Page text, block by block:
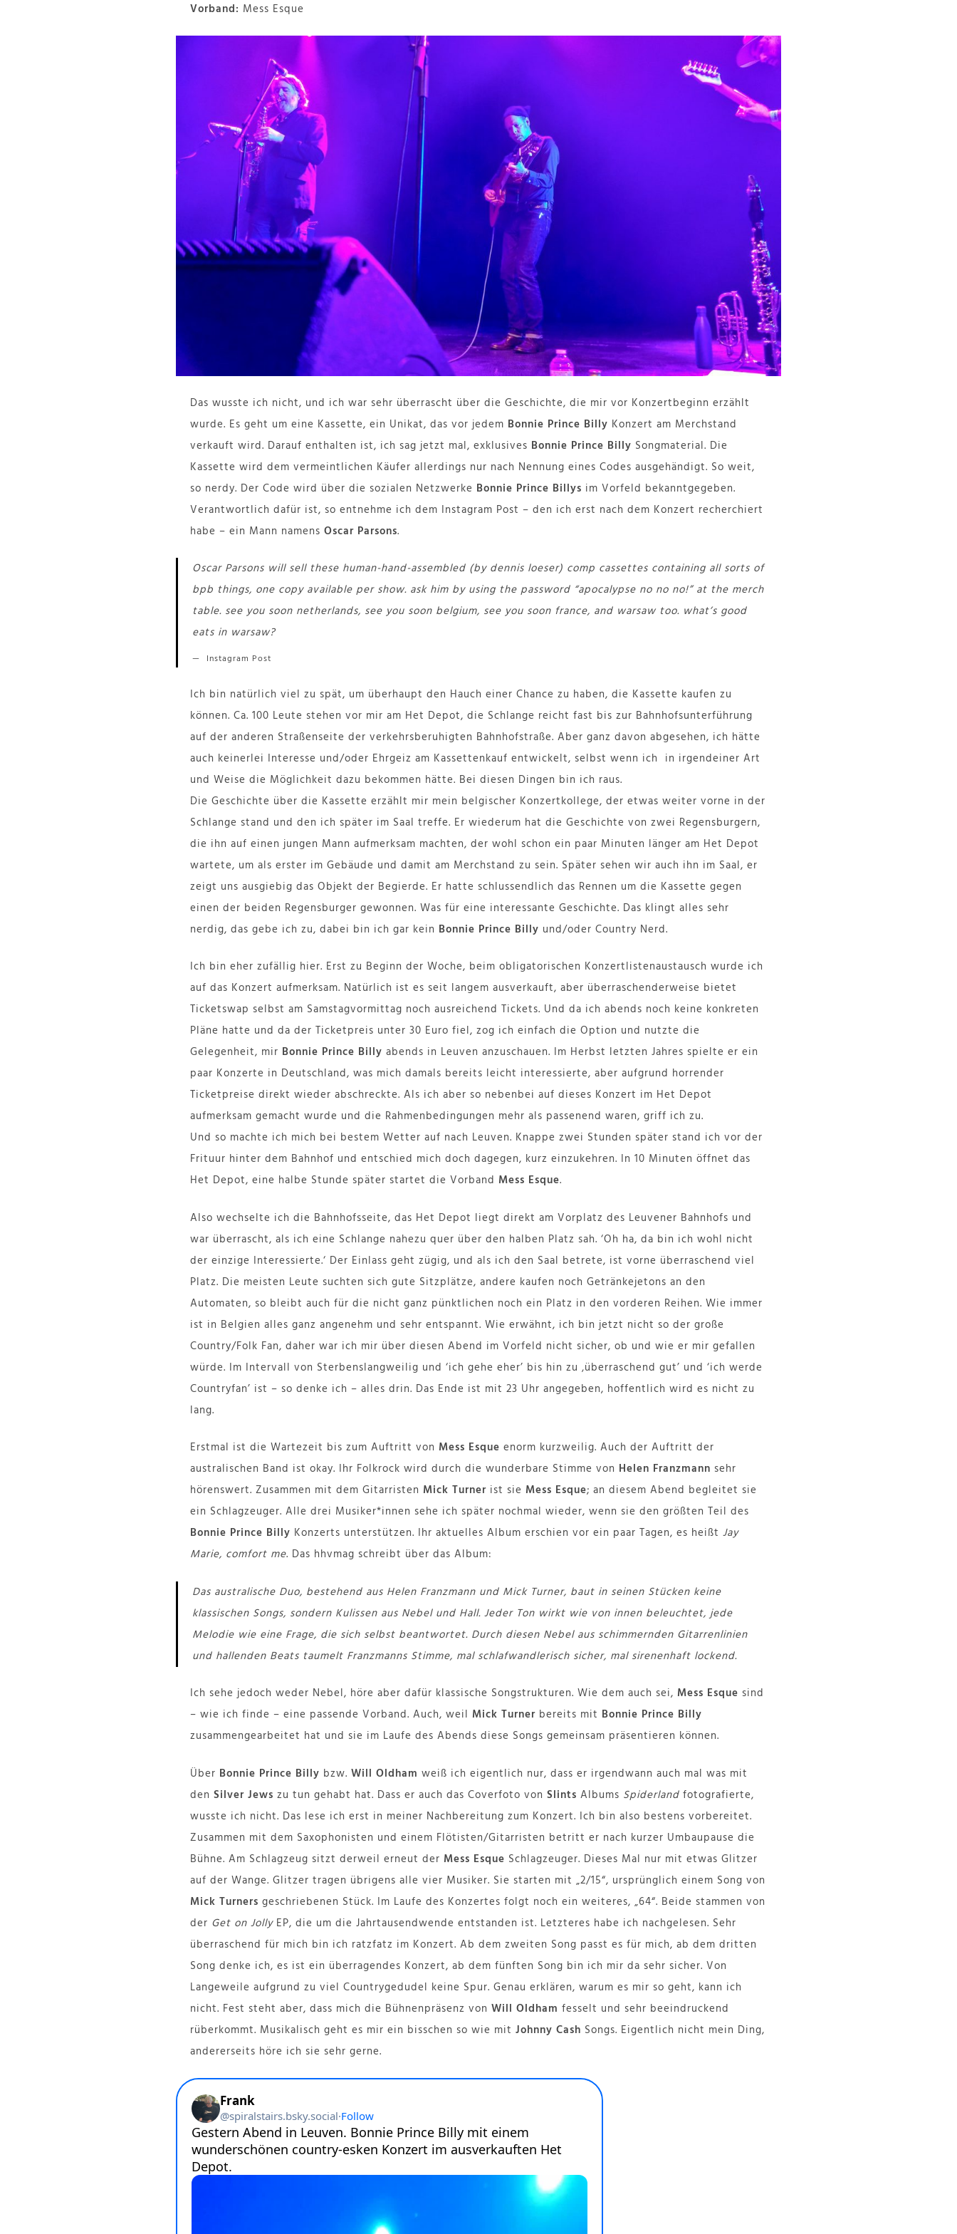
Vorband: Mess Esque
Das wusste ich nicht, und ich war sehr überrascht über die Geschichte, die mir vor Konzertbeginn erzählt
wurde. Es geht um eine Kassette, ein Unikat, das vor jedem Bonnie Prince Billy Konzert am Merchstand
verkauft wird. Darauf enthalten ist, ich sag jetzt mal, exklusives Bonnie Prince Billy Songmaterial. Die
Kassette wird dem vermeintlichen Käufer allerdings nur nach Nennung eines Codes ausgehändigt. So weit,
so nerdy. Der Code wird über die sozialen Netzwerke Bonnie Prince Billys im Vorfeld bekanntgegeben.
Verantwortlich dafür ist, so entnehme ich dem Instagram Post – den ich erst nach dem Konzert recherchiert
habe – ein Mann namens Oscar Parsons.
Oscar Parsons will sell these human-hand-assembled (by dennis loeser) comp cassettes containing all sorts of
bpb things, one copy available per show. ask him by using the password “apocalypse no no no!” at the merch
table. see you soon netherlands, see you soon belgium, see you soon france, and warsaw too. what’s good
eats in warsaw?
Instagram Post
Ich bin natürlich viel zu spät, um überhaupt den Hauch einer Chance zu haben, die Kassette kaufen zu
können. Ca. 100 Leute stehen vor mir am Het Depot, die Schlange reicht fast bis zur Bahnhofsunterführung
auf der anderen Straßenseite der verkehrsberuhigten Bahnhofstraße. Aber ganz davon abgesehen, ich hätte
auch keinerlei Interesse und/oder Ehrgeiz am Kassettenkauf entwickelt, selbst wenn ich in irgendeiner Art
und Weise die Möglichkeit dazu bekommen hätte. Bei diesen Dingen bin ich raus.
Die Geschichte über die Kassette erzählt mir mein belgischer Konzertkollege, der etwas weiter vorne in der
Schlange stand und den ich später im Saal treffe. Er wiederum hat die Geschichte von zwei Regensburgern,
die ihn auf einen jungen Mann aufmerksam machten, der wohl schon ein paar Minuten länger am Het Depot
wartete, um als erster im Gebäude und damit am Merchstand zu sein. Später sehen wir auch ihn im Saal, er
zeigt uns ausgiebig das Objekt der Begierde. Er hatte schlussendlich das Rennen um die Kassette gegen
einen der beiden Regensburger gewonnen. Was für eine interessante Geschichte. Das klingt alles sehr
nerdig, das gebe ich zu, dabei bin ich gar kein Bonnie Prince Billy und/oder Country Nerd.
Ich bin eher zufällig hier. Erst zu Beginn der Woche, beim obligatorischen Konzertlistenaustausch wurde ich
auf das Konzert aufmerksam. Natürlich ist es seit langem ausverkauft, aber überraschenderweise bietet
Ticketswap selbst am Samstagvormittag noch ausreichend Tickets. Und da ich abends noch keine konkreten
Pläne hatte und da der Ticketpreis unter 30 Euro fiel, zog ich einfach die Option und nutzte die
Gelegenheit, mir Bonnie Prince Billy abends in Leuven anzuschauen. Im Herbst letzten Jahres spielte er ein
paar Konzerte in Deutschland, was mich damals bereits leicht interessierte, aber aufgrund horrender
Ticketpreise direkt wieder abschreckte. Als ich aber so nebenbei auf dieses Konzert im Het Depot
aufmerksam gemacht wurde und die Rahmenbedingungen mehr als passenend waren, griff ich zu.
Und so machte ich mich bei bestem Wetter auf nach Leuven. Knappe zwei Stunden später stand ich vor der
Frituur hinter dem Bahnhof und entschied mich doch dagegen, kurz einzukehren. In 10 Minuten öffnet das
Het Depot, eine halbe Stunde später startet die Vorband Mess Esque.
Also wechselte ich die Bahnhofsseite, das Het Depot liegt direkt am Vorplatz des Leuvener Bahnhofs und
war überrascht, als ich eine Schlange nahezu quer über den halben Platz sah. ‘Oh ha, da bin ich wohl nicht
der einzige Interessierte.‘ Der Einlass geht zügig, und als ich den Saal betrete, ist vorne überraschend viel
Platz. Die meisten Leute suchten sich gute Sitzplätze, andere kaufen noch Getränkejetons an den
Automaten, so bleibt auch für die nicht ganz pünktlichen noch ein Platz in den vorderen Reihen. Wie immer
ist in Belgien alles ganz angenehm und sehr entspannt. Wie erwähnt, ich bin jetzt nicht so der große
Country/Folk Fan, daher war ich mir über diesen Abend im Vorfeld nicht sicher, ob und wie er mir gefallen
würde. Im Intervall von Sterbenslangweilig und ‘ich gehe eher’ bis hin zu ‚überraschend gut’ und ‘ich werde
Countryfan’ ist – so denke ich – alles drin. Das Ende ist mit 23 Uhr angegeben, hoffentlich wird es nicht zu
lang.
Erstmal ist die Wartezeit bis zum Auftritt von Mess Esque enorm kurzweilig. Auch der Auftritt der
australischen Band ist okay. Ihr Folkrock wird durch die wunderbare Stimme von Helen Franzmann sehr
hörenswert. Zusammen mit dem Gitarristen Mick Turner ist sie Mess Esque; an diesem Abend begleitet sie
ein Schlagzeuger. Alle drei Musiker*innen sehe ich später nochmal wieder, wenn sie den größten Teil des
Bonnie Prince Billy Konzerts unterstützen. Ihr aktuelles Album erschien vor ein paar Tagen, es heißt Jay
Marie, comfort me. Das hhvmag schreibt über das Album:
Das australische Duo, bestehend aus Helen Franzmann und Mick Turner, baut in seinen Stücken keine
klassischen Songs, sondern Kulissen aus Nebel und Hall. Jeder Ton wirkt wie von innen beleuchtet, jede
Melodie wie eine Frage, die sich selbst beantwortet. Durch diesen Nebel aus schimmernden Gitarrenlinien
und hallenden Beats taumelt Franzmanns Stimme, mal schlafwandlerisch sicher, mal sirenenhaft lockend.
Ich sehe jedoch weder Nebel, höre aber dafür klassische Songstrukturen. Wie dem auch sei, Mess Esque sind
– wie ich finde – eine passende Vorband. Auch, weil Mick Turner bereits mit Bonnie Prince Billy
zusammengearbeitet hat und sie im Laufe des Abends diese Songs gemeinsam präsentieren können.
Über Bonnie Prince Billy bzw. Will Oldham weiß ich eigentlich nur, dass er irgendwann auch mal was mit
den Silver Jews zu tun gehabt hat. Dass er auch das Coverfoto von Slints Albums Spiderland fotografierte,
wusste ich nicht. Das lese ich erst in meiner Nachbereitung zum Konzert. Ich bin also bestens vorbereitet.
Zusammen mit dem Saxophonisten und einem Flötisten/Gitarristen betritt er nach kurzer Umbaupause die
Bühne. Am Schlagzeug sitzt derweil erneut der Mess Esque Schlagzeuger. Dieses Mal nur mit etwas Glitzer
auf der Wange. Glitzer tragen übrigens alle vier Musiker. Sie starten mit „2/15“, ursprünglich einem Song von
Mick Turners geschriebenen Stück. Im Laufe des Konzertes folgt noch ein weiteres, „64“. Beide stammen von
der Get on JollyEP, die um die Jahrtausendwende entstanden ist. Letzteres habe ich nachgelesen. Sehr
überraschend für mich bin ich ratzfatz im Konzert. Ab dem zweiten Song passt es für mich, ab dem dritten
Song denke ich, es ist ein überragendes Konzert, ab dem fünften Song bin ich mir da sehr sicher. Von
Langeweile aufgrund zu viel Countrygedudel keine Spur. Genau erklären, warum es mir so geht, kann ich
nicht. Fest steht aber, dass mich die Bühnenpräsenz von Will Oldham fesselt und sehr beeindruckend
rüberkommt. Musikalisch geht es mir ein bisschen so wie mit Johnny Cash Songs. Eigentlich nicht mein Ding,
andererseits höre ich sie sehr gerne.